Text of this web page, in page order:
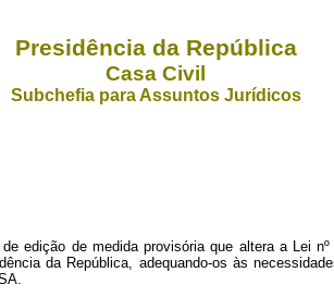
Presidência da República
Casa Civil
Subchefia para Assuntos Jurídicos
edição de medida provisória que altera a Lei
da República, adequando-os às